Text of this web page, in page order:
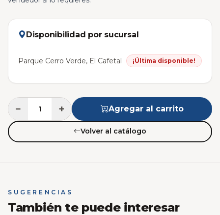
Disponibilidad por sucursal
Parque Cerro Verde, El Cafetal ¡Última disponible!
− + Agregar al carrito
Volver al catálogo
SUGERENCIAS
También te puede interesar